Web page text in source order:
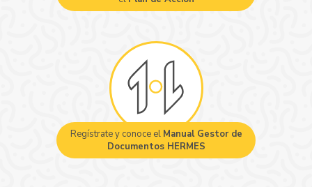
Regístrate y conoce el Manual Gestor de
Documentos HERMES